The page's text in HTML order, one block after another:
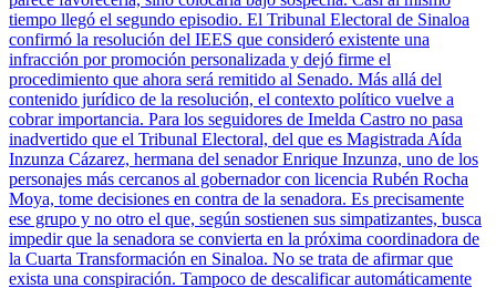
tiempo llegó el segundo episodio. El Tribunal Electoral de Sinaloa
confirmó la resolución del IEES que consideró existente una
infracción por promoción personalizada y dejó firme el
procedimiento que ahora será remitido al Senado. Más allá del
contenido jurídico de la resolución, el contexto político vuelve a
cobrar importancia. Para los seguidores de Imelda Castro no pasa
inadvertido que el Tribunal Electoral, del que es Magistrada Aída
Inzunza Cázarez, hermana del senador Enrique Inzunza, uno de los
personajes más cercanos al gobernador con licencia Rubén Rocha
Moya, tome decisiones en contra de la senadora. Es precisamente
ese grupo y no otro el que, según sostienen sus simpatizantes, busca
impedir que la senadora se convierta en la próxima coordinadora de
la Cuarta Transformación en Sinaloa. No se trata de afirmar que
exista una conspiración. Tampoco de descalificar automáticamente